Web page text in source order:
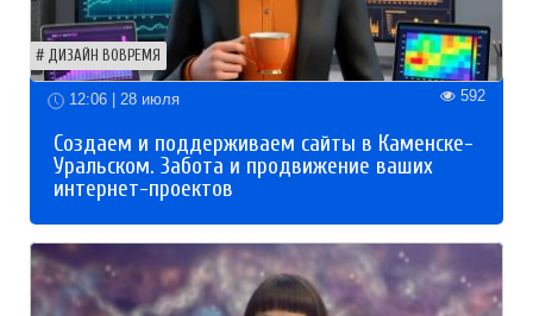
ДИЗАЙН ВОВРЕМЯ
12:06 | 28 июля 592
Создаем и поддерживаем сайты в Каменске-
Уральском. Забота и продвижение ваших
интернет-проектов